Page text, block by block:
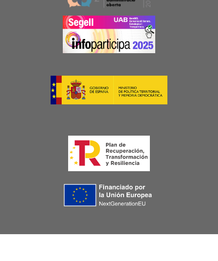
Image
Image